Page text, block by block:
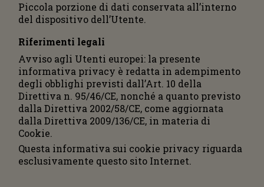
Piccola porzione di dati conservata all’interno
del dispositivo dell’Utente.
Riferimenti legali
Avviso agli Utenti europei: la presente
informativa privacy è redatta in adempimento
degli obblighi previsti dall’Art. 10 della
Direttiva n. 95/46/CE, nonché a quanto previsto
dalla Direttiva 2002/58/CE, come aggiornata
dalla Direttiva 2009/136/CE, in materia di
Cookie.
Questa informativa sui cookie privacy riguarda
esclusivamente questo sito Internet.